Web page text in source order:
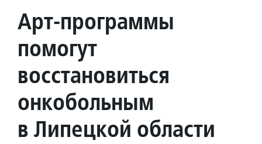
Арт-программы
помогут
восстановиться
онкобольным
в Липецкой области